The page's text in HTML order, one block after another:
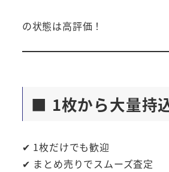
の状態は高評価！
■ 1枚から大量持
✔ 1枚だけでも歓迎
✔ まとめ売りでスムーズ査定